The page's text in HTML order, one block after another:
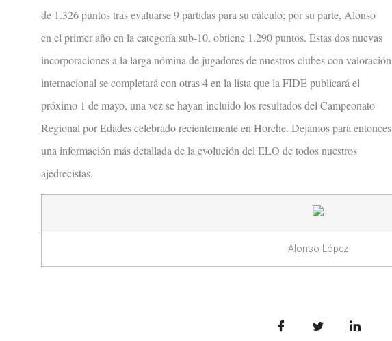
de 1.326 puntos tras evaluarse 9 partidas para su cálculo; por su parte, Alonso
en el primer año en la categoría sub-10, obtiene 1.290 puntos. Estas dos nuevas
incorporaciones a la larga nómina de jugadores de nuestros clubes con valoración
internacional se completará con otras 4 en la lista que la FIDE publicará el
próximo 1 de mayo, una vez se hayan incluido los resultados del Campeonato
Regional por Edades celebrado recientemente en Horche. Dejamos para entonces
una información más detallada de la evolución del ELO de todos nuestros
ajedrecistas.
Alonso López